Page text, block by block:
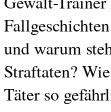
und warum
Straftaten?
Täter so